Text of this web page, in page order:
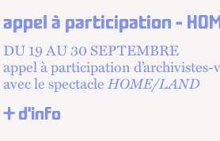
appel à participation -
DU 19 AU 30 SEPTEMBRE
appel à participation
avec le spectacleHOME/LAND
+ d'info